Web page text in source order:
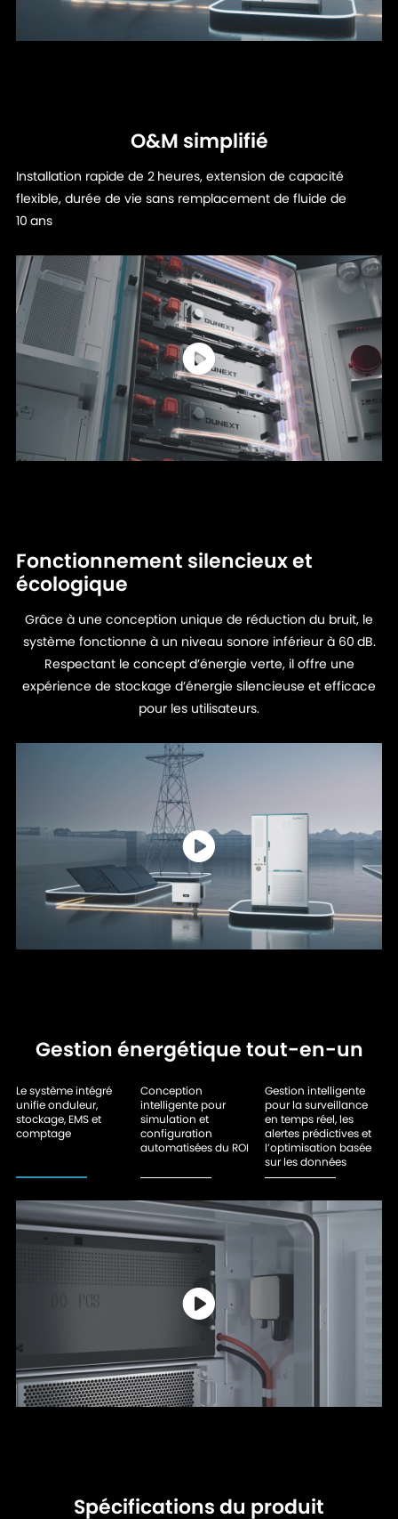
O&M simplifié
Installation rapide de 2 heures, extension de capacité
flexible, durée de vie sans remplacement de fluide de
10 ans
Fonctionnement silencieux et
écologique
Grâce à une conception unique de réduction du bruit, le
système fonctionne à un niveau sonore inférieur à 60 dB.
Respectant le concept d’énergie verte, il offre une
expérience de stockage d’énergie silencieuse et efficace
pour les utilisateurs.
Gestion énergétique tout-en-un
Le système intégré
unifie onduleur,
stockage, EMS et
comptage
Conception
intelligente pour
simulation et
configuration
automatisées du ROI
Gestion intelligente
pour la surveillance
en temps réel, les
alertes prédictives et
l’optimisation basée
sur les données
Spécifications du produit